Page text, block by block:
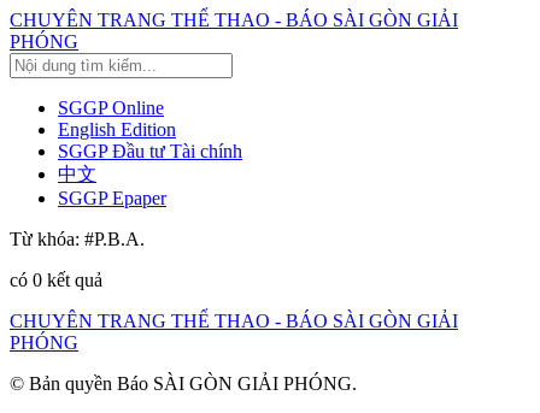
CHUYÊN TRANG THỂ THAO - BÁO SÀI GÒN GIẢI
PHÓNG
SGGP Online
English Edition
SGGP Đầu tư Tài chính
中文
SGGP Epaper
Từ khóa: #P.B.A.
có 0 kết quả
CHUYÊN TRANG THỂ THAO - BÁO SÀI GÒN GIẢI
PHÓNG
© Bản quyền Báo SÀI GÒN GIẢI PHÓNG.